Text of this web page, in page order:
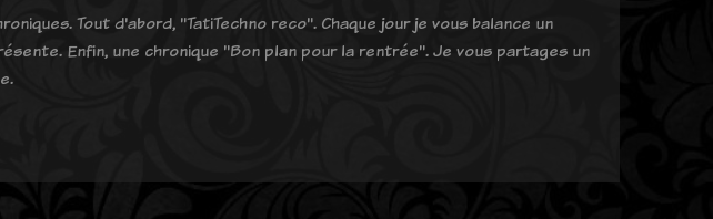
Tout d'abord, "TatiTechno reco". Chaque jour je vous balance un
Enfin, une chronique "Bon plan pour la rentrée". Je vous partages un